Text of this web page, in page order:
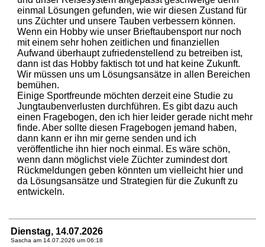
einmal Lösungen gefunden, wie wir diesen Zustand für
uns Züchter und unsere Tauben verbessern können.
Wenn ein Hobby wie unser Brieftaubensport nur noch
mit einem sehr hohen zeitlichen und finanziellen
Aufwand überhaupt zufriedenstellend zu betreiben ist,
dann ist das Hobby faktisch tot und hat keine Zukunft.
Wir müssen uns um Lösungsansätze in allen Bereichen
bemühen.
Einige Sportfreunde möchten derzeit eine Studie zu
Jungtaubenverlusten durchführen. Es gibt dazu auch
einen Fragebogen, den ich hier leider gerade nicht mehr
finde. Aber sollte diesen Fragebogen jemand haben,
dann kann er ihn mir gerne senden und ich
veröffentliche ihn hier noch einmal. Es wäre schön,
wenn dann möglichst viele Züchter zumindest dort
Rückmeldungen geben könnten um vielleicht hier und
da Lösungsansätze und Strategien für die Zukunft zu
entwickeln.
Dienstag, 14.07.2026
Sascha am 14.07.2026 um 06:18